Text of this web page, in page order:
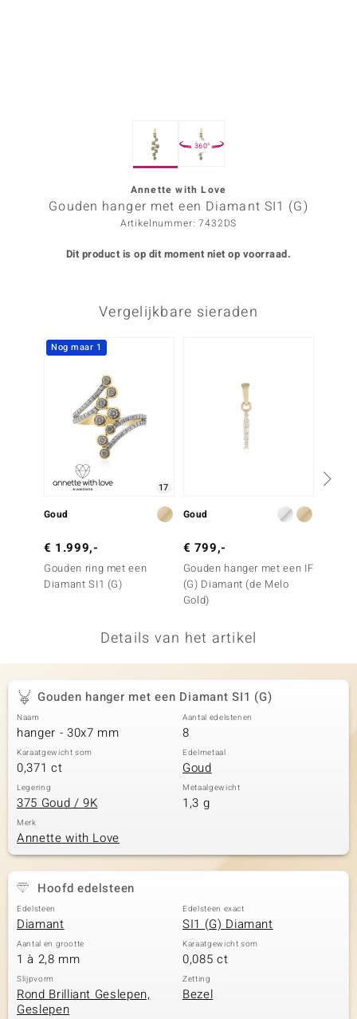
Collection
360°
Annette with Love
Gouden hanger met een Diamant SI1 (G)
Artikelnummer: 7432DS
Dit product is op dit moment niet op voorraad.
Vergelijkbare sieraden
Nog maar 1
17
Goud
€ 1.999,-
Gouden ring met een
Diamant SI1 (G)
Goud
€ 799,-
Gouden hanger met een IF
(G) Diamant (de Melo
Gold)
Details van het artikel
Gouden hanger met een Diamant SI1 (G)
Naam
hanger - 30x7 mm
Aantal edelstenen
8
Karaatgewicht som
0,371 ct
Edelmetaal
Goud
Legering
375 Goud / 9K
Metaalgewicht
1,3 g
Merk
Annette with Love
Hoofd edelsteen
Edelsteen
Diamant
Edelsteen exact
SI1 (G) Diamant
Aantal en grootte
1 à 2,8 mm
Karaatgewicht som
0,085 ct
Slijpvorm
Rond Brilliant Geslepen,
Geslepen
Zetting
Bezel